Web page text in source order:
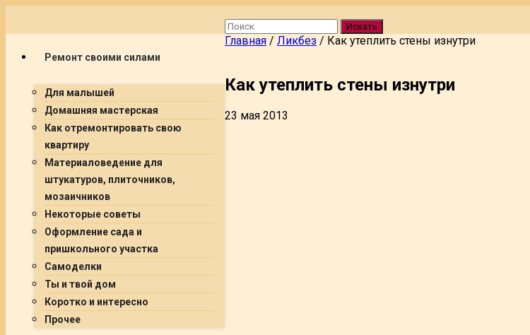
Ремонт своими силами
Для малышей
Домашняя мастерская
Как отремонтировать свою
квартиру
Материаловедение для
штукатуров, плиточников,
мозаичников
Некоторые советы
Оформление сада и
пришкольного участка
Самоделки
Ты и твой дом
Коротко и интересно
Прочее
Искать
Главная / Ликбез / Как утеплить стены изнутри
Как утеплить стены изнутри
23 мая 2013